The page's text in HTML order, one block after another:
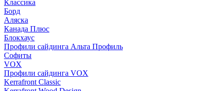
Классика
Борд
Аляска
Канада Плюс
Блокхаус
Профили сайдинга Альта Профиль
Софиты
VOX
Профили сайдинга VOX
Kerrafront Classic